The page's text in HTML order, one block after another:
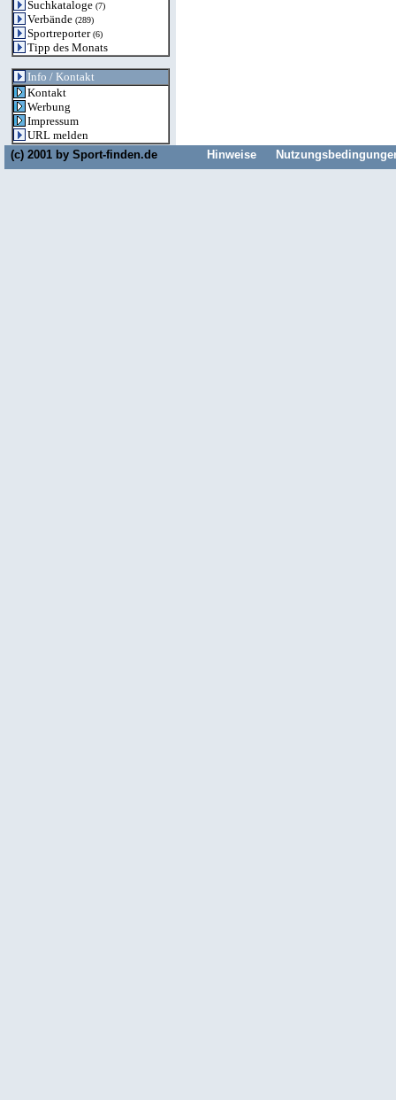
Suchkataloge(7)
Verbände(289)
Sportreporter(6)
Tipp des Monats
Info / Kontakt
Kontakt
Werbung
Impressum
URL melden
(c) 2001 by Sport-finden.de Hinweise